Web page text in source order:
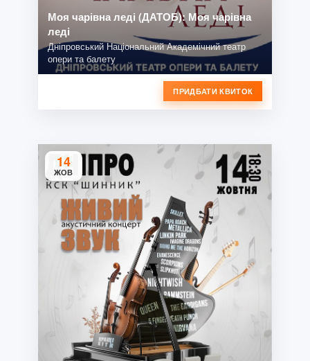
Моя чарівна леді (ДАТОБ): Моя чарівна
леді
Дніпровський Національний Академічний театр
опери та балету
ПРИДБАТИ КВИТОК
14
ЖОВ